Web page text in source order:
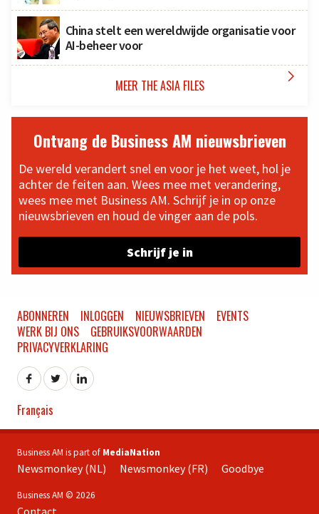
China stelt een wereldwijde organisatie voor
AI-beheer voor
MEER THE ASIA FILES 
Ontvang de Business AM nieuwsbrieven
De wereld verandert snel en voor je het weet, hol je
achter de feiten aan. Wees mee met verandering,
wees mee met Business AM. Schrijf je in op onze
nieuwsbrieven en houd de vinger aan de pols.
Schrijf je in
ABONNEREN INLOGGEN NIEUWSBRIEVEN
EVENTS
WERK BIJ ONS
GEBRUIKSVOORWAARDEN
PRIVACYVERKLARING
Français
Business AM is part of MediaNation
Newsmonkey (NL) Newsmonkey (FR) Goodbye
Business AM © 2026
Contact